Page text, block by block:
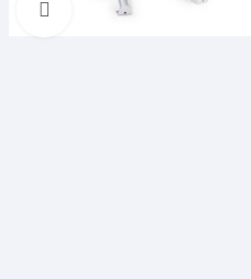
Klicka för att förstora